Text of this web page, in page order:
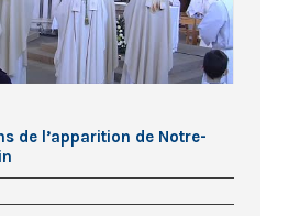
de l’apparition de Notre-